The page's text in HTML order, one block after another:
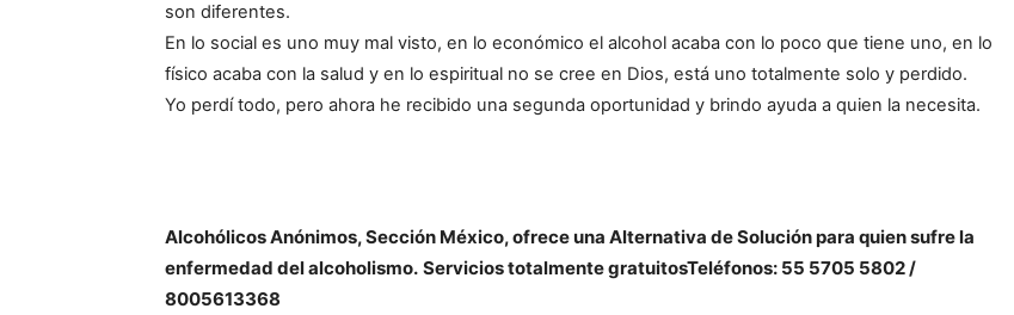
son diferentes.
En lo social es uno muy mal visto, en lo económico el alcohol acaba con lo poco que tiene uno, en lo
físico acaba con la salud y en lo espiritual no se cree en Dios, está uno totalmente solo y perdido.
Yo perdí todo, pero ahora he recibido una segunda oportunidad y brindo ayuda a quien la necesita.
Alcohólicos Anónimos, Sección México, ofrece una Alternativa de Solución para quien sufre la
enfermedad del alcoholismo. Servicios totalmente gratuitosTeléfonos: 55 5705 5802 /
8005613368